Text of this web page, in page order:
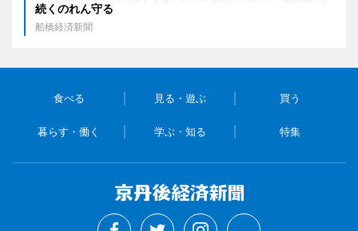
続くのれん守る
船橋経済新聞
食べる 見る・遊ぶ 買う
暮らす・働く 学ぶ・知る 特集